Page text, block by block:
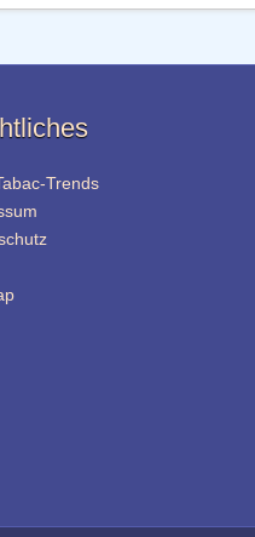
Trends